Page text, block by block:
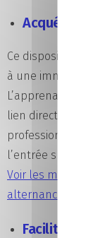
Acquérir
Ce dispositif
à une immersion
L’apprenant
lien direct avec
professionnelle
l’entrée sur le
Voir les métiers
alternance
Faciliter